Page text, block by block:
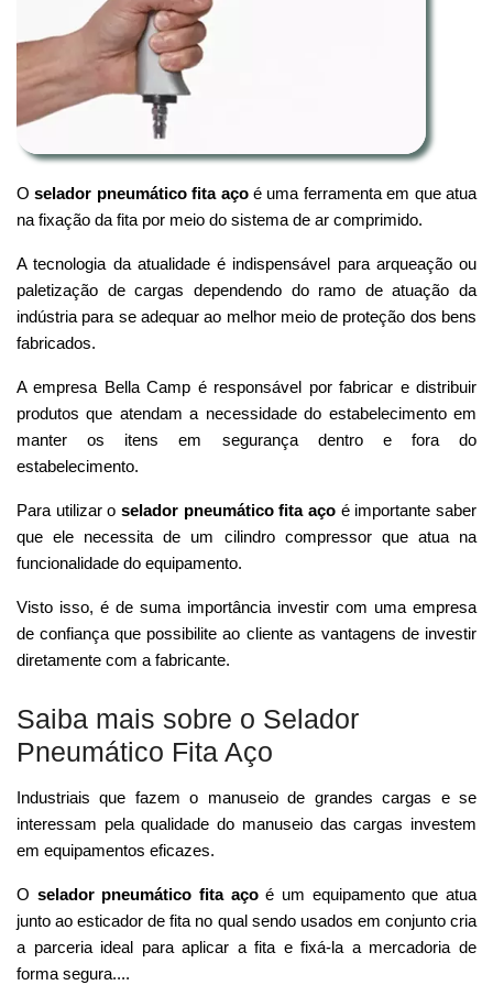
Oselador pneumático fita açoé uma ferramenta em que atua
na fixação da fita por meio do sistema de ar comprimido.
A tecnologia da atualidade é indispensável para arqueação ou
paletização de cargas dependendo do ramo de atuação da
indústria para se adequar ao melhor meio de proteção dos bens
fabricados.
A empresa Bella Camp é responsável por fabricar e distribuir
produtos que atendam a necessidade do estabelecimento em
manter os itens em segurança dentro e fora do
estabelecimento.
Para utilizar o selador pneumático fita aço é importante saber
que ele necessita de um cilindro compressor que atua na
funcionalidade do equipamento.
Visto isso, é de suma importância investir com uma empresa
de confiança que possibilite ao cliente as vantagens de investir
diretamente com a fabricante.
Saiba mais sobre o Selador
Pneumático Fita Aço
Industriais que fazem o manuseio de grandes cargas e se
interessam pela qualidade do manuseio das cargas investem
em equipamentos eficazes.
O selador pneumático fita açoé um equipamento que atua
junto ao esticador de fita no qual sendo usados em conjunto cria
a parceria ideal para aplicar a fita e fixá-la a mercadoria de
forma segura....